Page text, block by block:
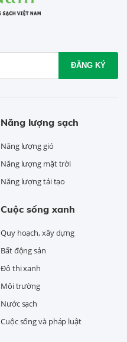
ĐĂNG KÝ
Năng lượng sạch
Năng lượng gió
Năng lượng mặt trời
Năng lượng tái tạo
Cuộc sống xanh
Quy hoạch, xây dựng
Bất động sản
Đô thị xanh
Môi trường
Nước sạch
Cuộc sống và pháp luật